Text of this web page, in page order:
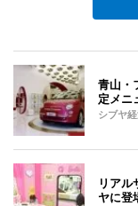
青山・
定メニ
シブヤ
リアル
ヤに登